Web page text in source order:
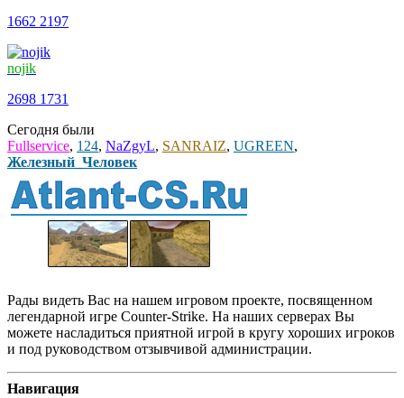
1662 2197
nojik
2698 1731
Сегодня были
Fullservice, 124, NaZgyL, SANRAIZ, UGREEN,
Железный_Человек
Рады видеть Вас на нашем игровом проекте, посвященном
легендарной игре Counter-Strike. На наших серверах Вы
можете насладиться приятной игрой в кругу хороших игроков
и под руководством отзывчивой администрации.
Навигация